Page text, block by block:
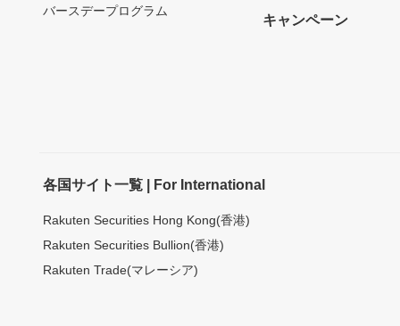
バースデープログラム
キャンペーン
各国サイト一覧 | For International
Rakuten Securities Hong Kong(香港)
Rakuten Securities Bullion(香港)
Rakuten Trade(マレーシア)